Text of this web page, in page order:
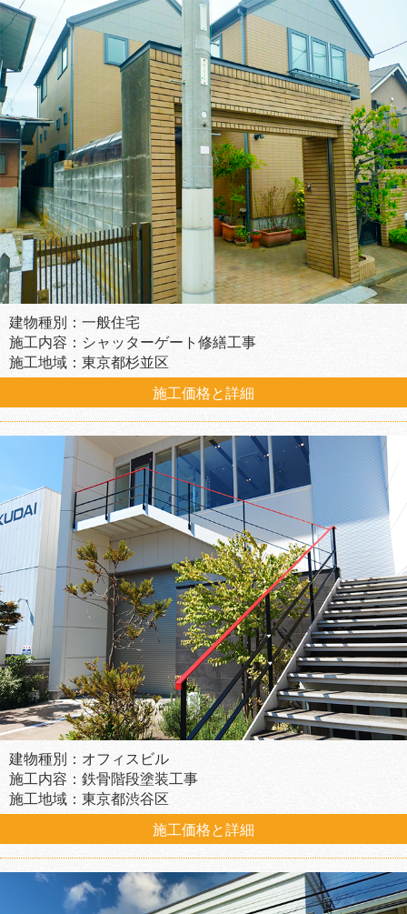
建物種別：一般住宅
施工内容：シャッターゲート修繕工事
施工地域：東京都杉並区
施工価格と詳細
建物種別：オフィスビル
施工内容：鉄骨階段塗装工事
施工地域：東京都渋谷区
施工価格と詳細